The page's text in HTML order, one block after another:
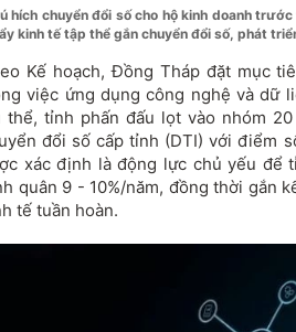
hích chuyển đổi số cho hộ kinh doanh
kinh tế tập thể gắn chuyển đổi số, phát
Kế hoạch, Đồng Tháp đặt mục
việc ứng dụng công nghệ và dữ
thể, tỉnh phấn đấu lọt vào nhóm
đổi số cấp tỉnh (DTI) với điểm
xác định là động lực chủ yếu để
quân 9 - 10%/năm, đồng thời gắn
tế tuần hoàn.